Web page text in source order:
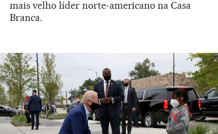
mais velho líder norte-americano na Casa
Branca.